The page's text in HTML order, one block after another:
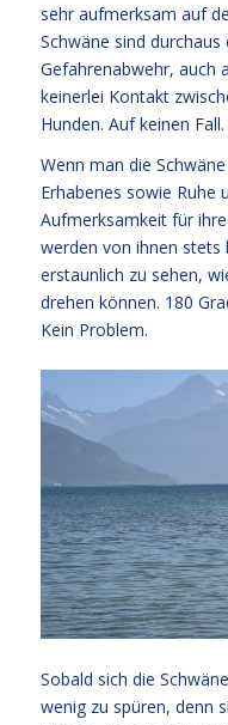
sehr aufmerksam auf
Schwäne sind
Gefahrenabwehr, auch
keinerlei Kontakt
Hunden. Auf keinen Fall.
Wenn man die
Erhabenes sowie Ruhe
Aufmerksamkeit für
werden von ihnen
erstaunlich zu sehen,
drehen können. 180
Kein Problem.
Sobald sich die
wenig zu spüren, denn